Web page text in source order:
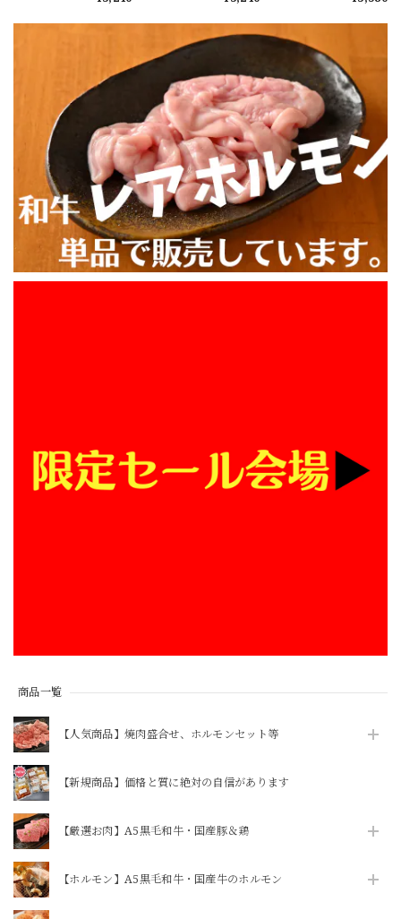
商品一覧
【人気商品】焼肉盛合せ、ホルモンセット等
【新規商品】価格と質に絶対の自信があります
【厳選お肉】A5黒毛和牛・国産豚＆鶏
【ホルモン】A5黒毛和牛・国産牛のホルモン
お盆休みに食べる予定で注文しました。 発送も早く感謝し
ています。 食べるのが楽しみです。 またよろしくお願いし
\ 今動画で話題のあのマルチョウをご自宅で / ★井本精肉のYouTubeで焼き方動画アップしました★【芝浦直送】和牛大トロ -ロング- 味付きホルモン「マルチョウ」約230g（小腸）韓国 ASMR 長い
2026/08/02
BBQする予定があり話題のマルチョウを購入しました。カリ
カリにするのは難しかったですが、カリカリにならなくても
美味しかったのでまた食べたいです。 おまけで付いてきた
おつまみタン？もとても美味しかったです。 サイトの方で
いつもありがとうございます！
【ボイル＆カット済】豚足約1本（1袋に約1本分の5カット入ってます）※酢味噌は別売りです→追加OPや商品追加にて購入をお願いします
いつも利用させていただいております！知人にも紹介して好
評です。
で味付け～ ※上ミノ追
ウを贅沢に食べ比べ）
約390g ～仙台味噌と
こうじ味噌を使用した
特製味噌ダレで味付け
～ ※上ミノ追加OP有
沢に食べ比べ）約
390g ～仙台味噌とこ
うじ味噌を使用した特
製辛口味噌ダレ（青唐
辛子入り）～ ※上ミノ
追加OP有